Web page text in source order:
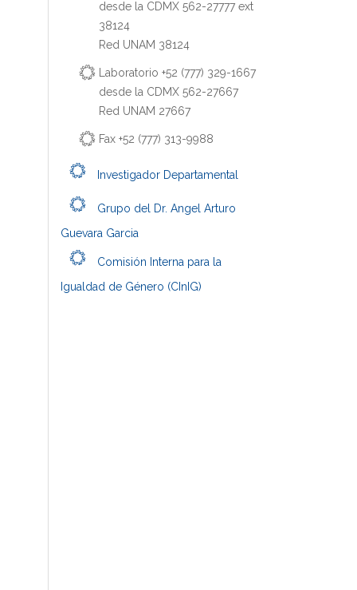
desde la CDMX 562-27777 ext
38124
Red UNAM 38124
Laboratorio +52 (777) 329-1667
desde la CDMX 562-27667
Red UNAM 27667
Fax +52 (777) 313-9988
Investigador Departamental
Grupo del Dr. Angel Arturo
Guevara Garcia
Comisión Interna para la
Igualdad de Género (CInIG)